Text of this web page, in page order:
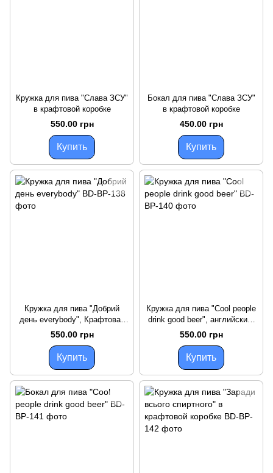
Кружка для пива "Слава ЗСУ"
в крафтовой коробке
550.00 грн
Купить
Бокал для пива "Слава ЗСУ"
в крафтовой коробке
450.00 грн
Купить
Кружка для пива "Добрий
день everybody", Крафтовая
коробка
550.00 грн
Купить
Кружка для пива "Cool people
drink good beer", английский,
Крафтовая коробка
550.00 грн
Купить